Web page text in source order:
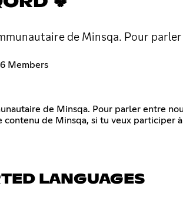
de Minsqa. Pour
Members
de Minsqa. Pour parler entre
contenu de Minsqa, si tu veux participer
LANGUAGES